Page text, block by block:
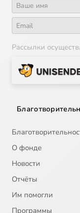
Рассылки
О фонде
Новости
Отчёты
Им помогли
Программы